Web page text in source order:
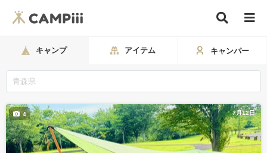
キャンプ アイテム キャンパー
7月12日
4